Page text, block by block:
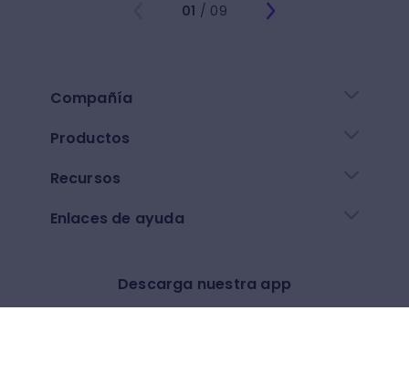
01 / 09
Compañía
Productos
Recursos
Enlaces de ayuda
Descarga nuestra app